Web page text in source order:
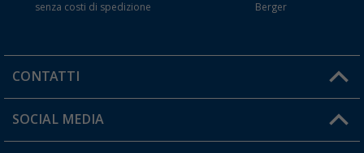
senza costi di spedizione
Berger
CONTATTI
Orari di apertura del servizio:
SOCIAL MEDIA